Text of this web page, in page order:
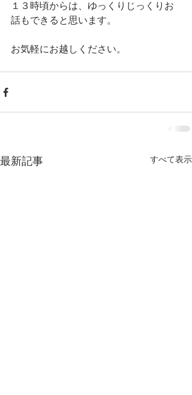
１３時頃からは、ゆっくりじっくりお
話もできると思います。
お気軽にお越しください。
最新記事 すべて表示